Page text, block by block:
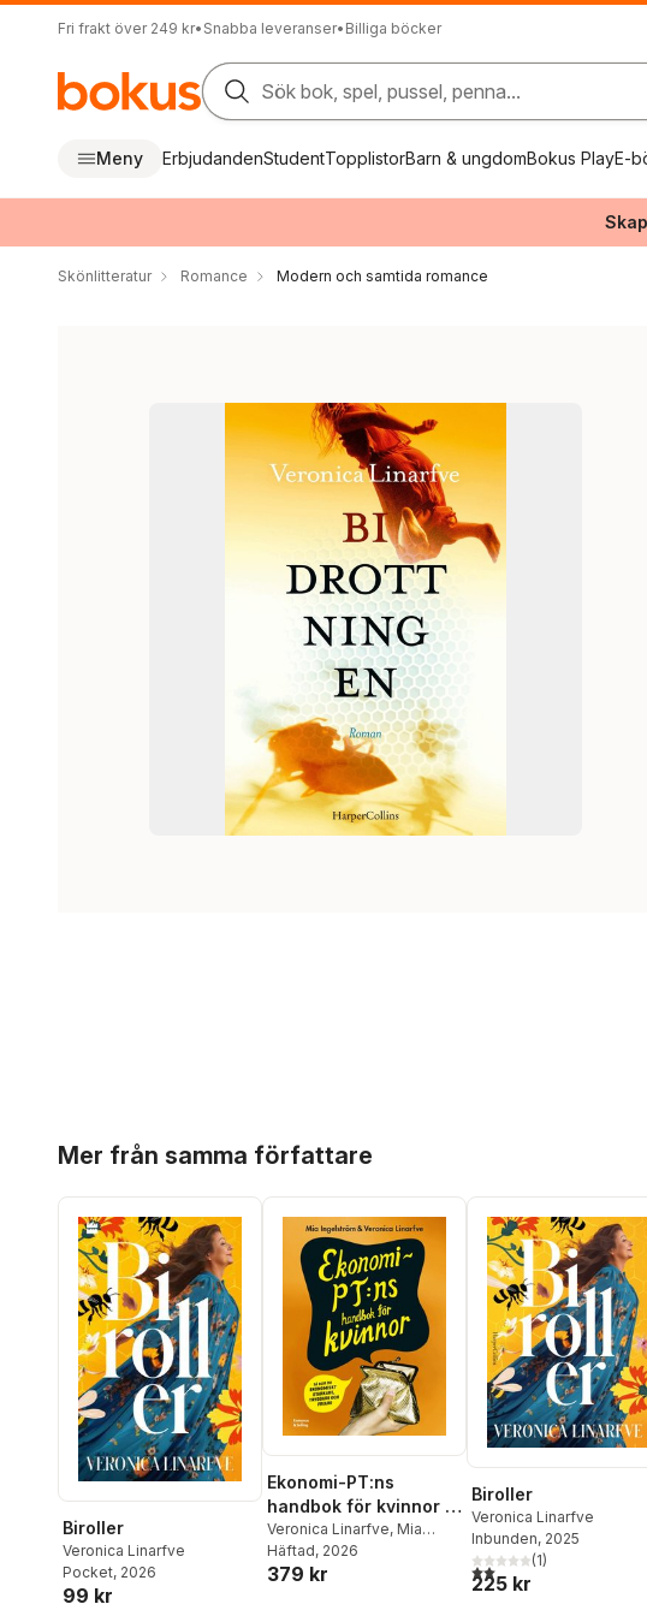
Fri frakt över 249 kr• Snabba leveranser• Billiga böcker
Sök bok, spel, pussel, penna...
Meny ErbjudandenStudentTopplistorBarn & ungdomBokus PlayE-
Skönlitteratur Romance Modern och samtida romance
Mer från samma författare
Biroller
Veronica Linarfve
Pocket, 2026
99 kr
Ekonomi-PT:ns
handbok för kvinnor :
så blir du ekonomiskt
starkare, tryggare och
friare
Veronica Linarfve, Mia
Ingelström
Häftad, 2026
379 kr
Biroller
Veronica Linarfve
Inbunden, 2025
2,0utav 5 stjärnor. Totalt
(1)
225 kr